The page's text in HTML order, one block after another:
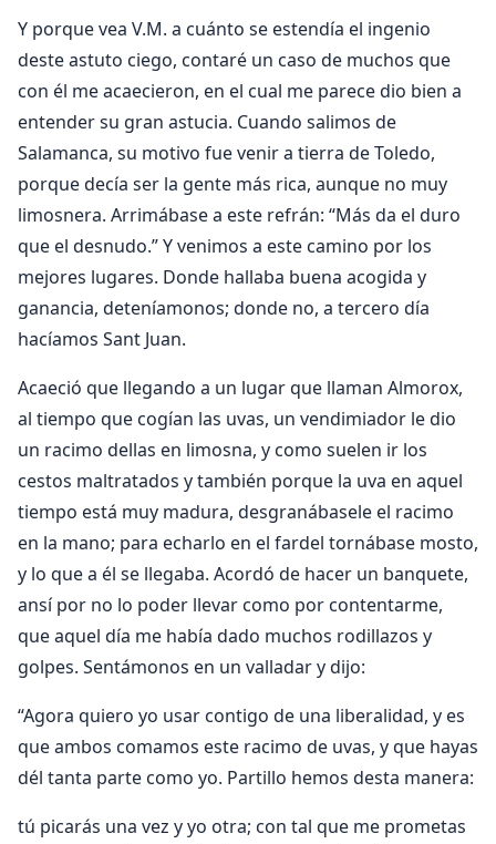
Y porque vea V.M. a cuánto se estendía el ingenio
deste astuto ciego, contaré un caso de muchos que
con él me acaecieron, en el cual me parece dio bien a
entender su gran astucia. Cuando salimos de
Salamanca, su motivo fue venir a tierra de Toledo,
porque decía ser la gente más rica, aunque no muy
limosnera. Arrimábase a este refrán: “Más da el duro
que el desnudo.” Y venimos a este camino por los
mejores lugares. Donde hallaba buena acogida y
ganancia, deteníamonos; donde no, a tercero día
hacíamos Sant Juan.
Acaeció que llegando a un lugar que llaman Almorox,
al tiempo que cogían las uvas, un vendimiador le dio
un racimo dellas en limosna, y como suelen ir los
cestos maltratados y también porque la uva en aquel
tiempo está muy madura, desgranábasele el racimo
en la mano; para echarlo en el fardel tornábase mosto,
y lo que a él se llegaba. Acordó de hacer un banquete,
ansí por no lo poder llevar como por contentarme,
que aquel día me había dado muchos rodillazos y
golpes. Sentámonos en un valladar y dijo:
“Agora quiero yo usar contigo de una liberalidad, y es
que ambos comamos este racimo de uvas, y que hayas
dél tanta parte como yo. Partillo hemos desta manera:
tú picarás una vez y yo otra; con tal que me prometas